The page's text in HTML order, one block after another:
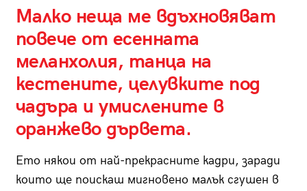
Малко неща ме вдъхновяват
повече от есенната
меланхолия, танца на
кестените, целувките под
чадъра и умислените в
оранжево дървета.
Ето някои от най-прекрасните кадри, заради
които ще поискаш мигновено малък сгушен в